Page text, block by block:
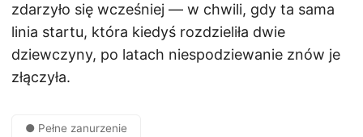
zdarzyło się wcześniej — w chwili, gdy ta sama
linia startu, która kiedyś rozdzieliła dwie
dziewczyny, po latach niespodziewanie znów je
złączyła.
● Pełne zanurzenie